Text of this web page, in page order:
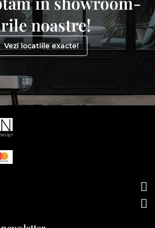
noastre!
Vezi locatiile exacte!